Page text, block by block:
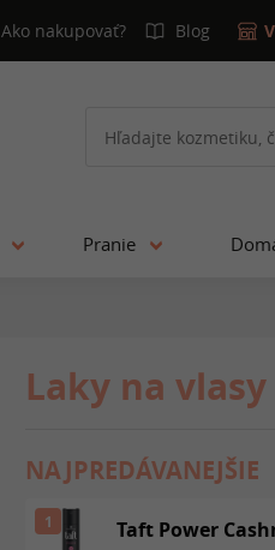
Ako nakupovať? Blog
Pranie
Laky na vlasy
NAJPREDÁVANEJŠIE
1 Taft Power